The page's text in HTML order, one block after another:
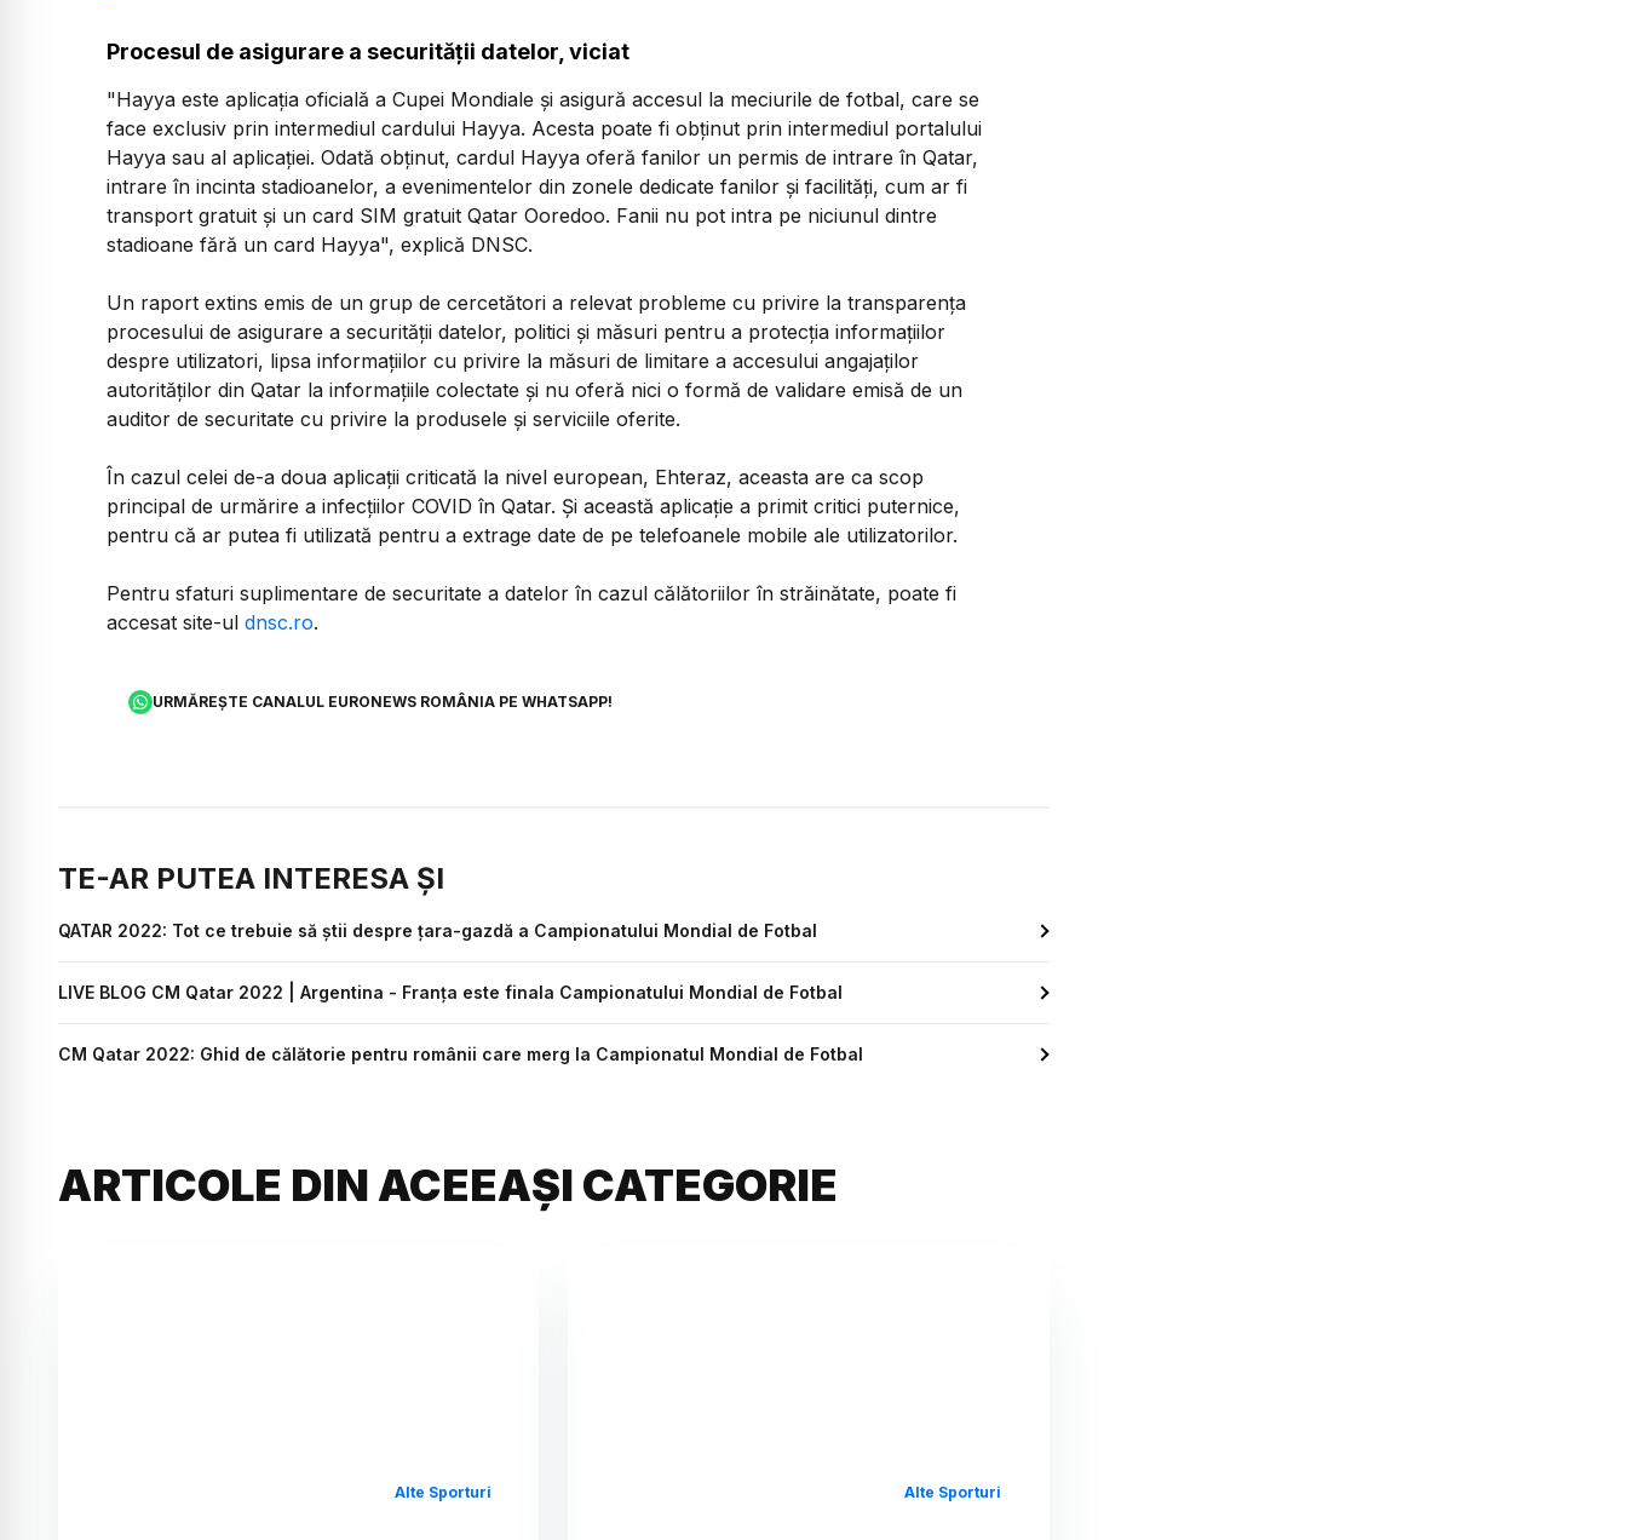
Procesul de asigurare a securității datelor, viciat
"Hayya este aplicaţia oficială a Cupei Mondiale şi asigură accesul la meciurile de fotbal, care se
face exclusiv prin intermediul cardului Hayya. Acesta poate fi obţinut prin intermediul portalului
Hayya sau al aplicaţiei. Odată obţinut, cardul Hayya oferă fanilor un permis de intrare în Qatar,
intrare în incinta stadioanelor, a evenimentelor din zonele dedicate fanilor şi facilităţi, cum ar fi
transport gratuit şi un card SIM gratuit Qatar Ooredoo. Fanii nu pot intra pe niciunul dintre
stadioane fără un card Hayya", explică DNSC.
Un raport extins emis de un grup de cercetători a relevat probleme cu privire la transparenţa
procesului de asigurare a securităţii datelor, politici şi măsuri pentru a protecţia informaţiilor
despre utilizatori, lipsa informaţiilor cu privire la măsuri de limitare a accesului angajaţilor
autorităţilor din Qatar la informaţiile colectate şi nu oferă nici o formă de validare emisă de un
auditor de securitate cu privire la produsele şi serviciile oferite.
În cazul celei de-a doua aplicaţii criticată la nivel european, Ehteraz, aceasta are ca scop
principal de urmărire a infecţiilor COVID în Qatar. Şi această aplicaţie a primit critici puternice,
pentru că ar putea fi utilizată pentru a extrage date de pe telefoanele mobile ale utilizatorilor.
Pentru sfaturi suplimentare de securitate a datelor în cazul călătoriilor în străinătate, poate fi
accesat site-ul dnsc.ro.
URMĂREȘTE CANALUL EURONEWS ROMÂNIA PE WHATSAPP!
TE-AR PUTEA INTERESA ȘI
QATAR 2022: Tot ce trebuie să știi despre țara-gazdă a Campionatului Mondial de Fotbal
LIVE BLOG CM Qatar 2022 | Argentina - Franța este finala Campionatului Mondial de Fotbal
CM Qatar 2022: Ghid de călătorie pentru românii care merg la Campionatul Mondial de Fotbal
ARTICOLE DIN ACEEAȘI CATEGORIE
Alte Sporturi Alte Sporturi